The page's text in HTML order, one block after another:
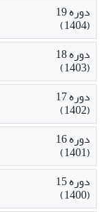
دوره 19
(1404)
دوره 18
(1403)
دوره 17
(1402)
دوره 16
(1401)
دوره 15
(1400)